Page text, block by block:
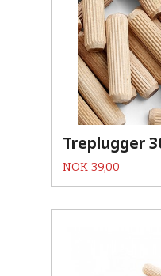
Treplugger
Pris
NOK 39,00